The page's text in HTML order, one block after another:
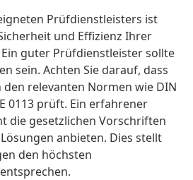
Prüfdienstleisters ist
und Effizienz Ihrer
guter Prüfdienstleister sollte
sein. Achten Sie darauf, dass
relevanten Normen wie DIN
0113 prüft. Ein erfahrener
die gesetzlichen Vorschriften
anbieten. Dies stellt
den höchsten